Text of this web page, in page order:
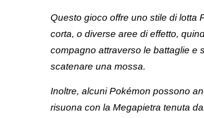
Questo gioco offre uno stile di lotta
corta, o diverse aree di effetto,
compagno attraverso le battaglie e
scatenare una mossa.
Inoltre, alcuni Pokémon possono
risuona con la Megapietra tenuta